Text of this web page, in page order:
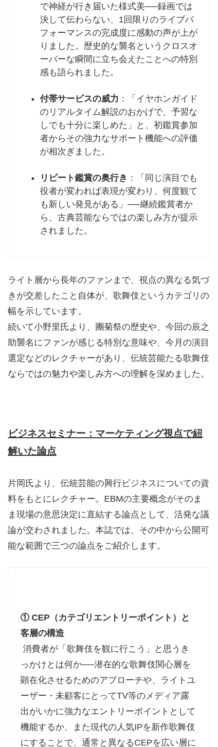
で神経が行き届いた様式美──録画では
決して伝わらない、1回限りのライブパ
フォーマンスの完成度に感動の声が上が
りました。歴史的な襲名というクロスオ
ーバーな瞬間に立ち会えたことへの特別
感も語られました。
付帯サービスの威力 ：「イヤホンガイド
のリアルタイム解説のおかげで、予習な
しでも十分に楽しめた」と、初鑑賞参加
者からその強力なサポート機能への評価
が相次ぎました。
リピート鑑賞の奥行き ：「同じ演目でも
役者が変われば表現が変わり、何度観て
も新しい発見がある」──継続鑑賞者か
ら、古典芸能ならではの楽しみ方が提示
されました。
ライト層から長年のファンまで、視点の異なる気づ
きが交差したこと自体が、歌舞伎というカテゴリの
幅を示しています。
続いて小野里氏より、團菊祭の歴史や、今回の辰之
助襲名にファンが感じる特別な意味や、今月の演目
選定などのレクチャーがあり、伝統芸能たる歌舞伎
ならではの魅力や楽しみ方への理解を深めました。
ビジネスセミナー：マーケティング視点で紐
解いた論点
片岡氏より、伝統芸能の興行ビジネスについての資
料をもとにレクチャー。EBMの主要概念がそのま
ま現場の意思決定に直結する論点として、活発な議
論が交わされました。本誌では、その中から公開可
能な範囲で三つの論点をご紹介します。
① CEP（カテゴリエントリーポイント）と
客層の構造
消費者が「歌舞伎を観に行こう」と思うき
っかけとは何か──潜在的な歌舞伎関心層を
顕在化させるためのアプローチや、ライトユ
ーザー・未顧客にとってTV等のメディア露
出がいかに強力なエントリーポイントとして
機能するか、また現代の人気IPを新作歌舞伎
にすることで、通常と異なるCEPを広い層に